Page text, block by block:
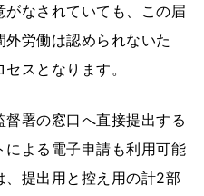
なされていても、この届
労働は認められないた
スとなります。
署の窓口へ直接提出する
よる電子申請も利用可能
、提出用と控え用の計2部